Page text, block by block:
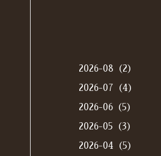
2026-08（2）
2026-07（4）
2026-06（5）
2026-05（3）
2026-04（5）